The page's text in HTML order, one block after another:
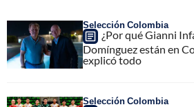
Selección Colombia
¿Por qué Gianni
Domínguez están en
explicó todo
Selección Colombia